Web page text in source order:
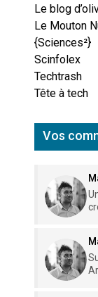
Le blog
Le Mouton
{Sciences²}
Scinfolex
Techtrash
Tête à tech
Vos